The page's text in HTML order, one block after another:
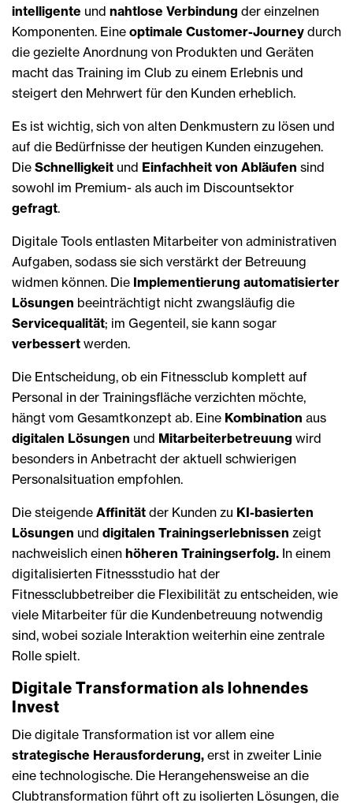
intelligente und nahtlose Verbindung der einzelnen
Komponenten. Eine optimale Customer-Journey durch
die gezielte Anordnung von Produkten und Geräten
macht das Training im Club zu einem Erlebnis und
steigert den Mehrwert für den Kunden erheblich.
Es ist wichtig, sich von alten Denkmustern zu lösen und
auf die Bedürfnisse der heutigen Kunden einzugehen.
Die Schnelligkeit und Einfachheit von Abläufen sind
sowohl im Premium- als auch im Discountsektor
gefragt.
Digi­tale Tools entlasten Mitarbeiter von administrativen
Aufgaben, sodass sie sich verstärkt der Betreuung
widmen können. Die Implementierung automatisierter
Lösungen beeinträchtigt nicht zwangsläufig die
Servicequalität; im Gegenteil, sie kann sogar
verbessert werden.
Die Entscheidung, ob ein Fitnessclub komplett auf
Personal in der Trainingsfläche verzichten möchte,
hängt vom Gesamtkonzept ab. Eine Kombination aus
digitalen Lösungen und Mitarbeiter­betreuung wird
besonders in Anbetracht der aktuell schwierigen
Personal­situation empfohlen.
Die steigende Affinität der Kunden zu KI-basierten
Lösungen und digitalen Trainings­erlebnissen zeigt
nachweislich einen höheren Trainingserfolg. In einem
digi­talisierten Fitnessstudio hat der
Fitnessclubbetreiber die Flexibilität zu entscheiden, wie
viele Mitarbeiter für die Kundenbetreuung notwendig
sind, wobei soziale Interaktion weiterhin eine zentrale
Rolle spielt.
Digitale Transformation als ­lohnendes
Invest
Die digitale Transformation ist vor allem eine
strategische Herausforderung, erst in zweiter Linie
eine techno­logische. Die Herangehensweise an die
Clubtransformation führt oft zu isolierten Lösungen, die